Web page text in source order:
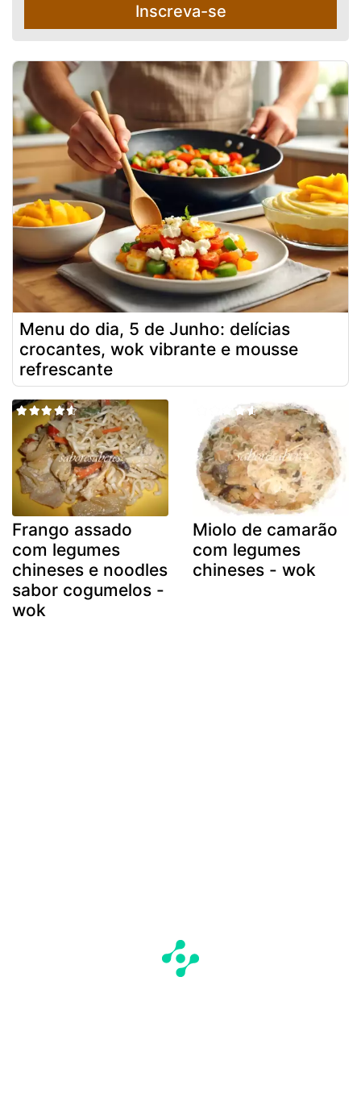
Inscreva-se
Menu do dia, 5 de Junho: delícias
crocantes, wok vibrante e mousse
refrescante
Frango assado
com legumes
chineses e noodles
sabor cogumelos -
wok
Miolo de camarão
com legumes
chineses - wok